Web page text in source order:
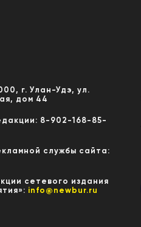
г. Улан-Удэ, ул.
дом 44
8-902-168-85-
службы сайта:
сетевого издания
info@newbur.ru